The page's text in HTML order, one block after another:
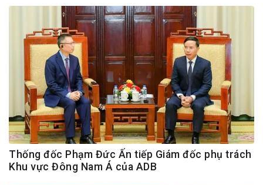
Thống đốc Phạm Đức Ấn tiếp Giám đốc phụ trách
Khu vực Đông Nam Á của ADB